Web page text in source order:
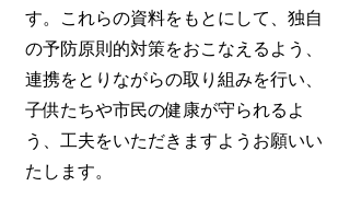
す。これらの資料をもとにして、独自
の予防原則的対策をおこなえるよう、
連携をとりながらの取り組みを行い、
子供たちや市民の健康が守られるよ
う、工夫をいただきますようお願いい
たします。